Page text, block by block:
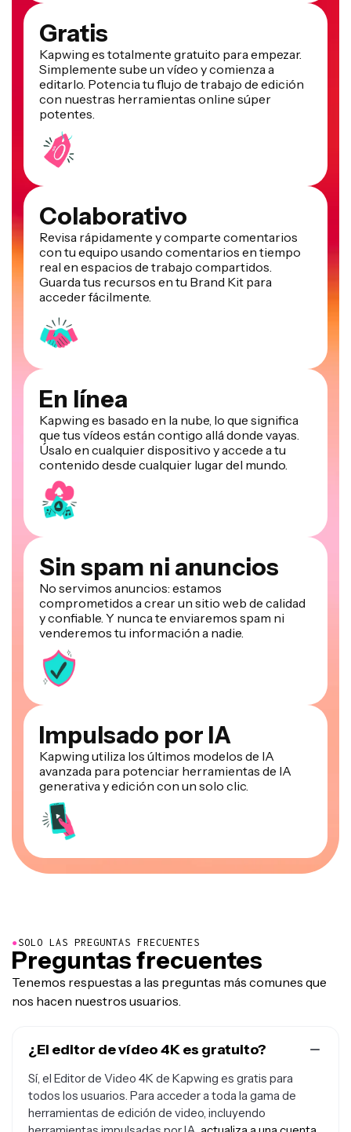
Gratis
Kapwing es totalmente gratuito para empezar.
Simplemente sube un vídeo y comienza a
editarlo. Potencia tu flujo de trabajo de edición
con nuestras herramientas online súper
potentes.
Colaborativo
Revisa rápidamente y comparte comentarios
con tu equipo usando comentarios en tiempo
real en espacios de trabajo compartidos.
Guarda tus recursos en tu Brand Kit para
acceder fácilmente.
En línea
Kapwing es basado en la nube, lo que significa
que tus vídeos están contigo allá donde vayas.
Úsalo en cualquier dispositivo y accede a tu
contenido desde cualquier lugar del mundo.
Sin spam ni anuncios
No servimos anuncios: estamos
comprometidos a crear un sitio web de calidad
y confiable. Y nunca te enviaremos spam ni
venderemos tu información a nadie.
Impulsado por IA
Kapwing utiliza los últimos modelos de IA
avanzada para potenciar herramientas de IA
generativa y edición con un solo clic.
●SOLO LAS PREGUNTAS FRECUENTES
Preguntas frecuentes
Tenemos respuestas a las preguntas más comunes que
nos hacen nuestros usuarios.
¿El editor de vídeo 4K es gratuito?
Sí, el Editor de Video 4K de Kapwing es gratis para
todos los usuarios. Para acceder a toda la gama de
herramientas de edición de video, incluyendo